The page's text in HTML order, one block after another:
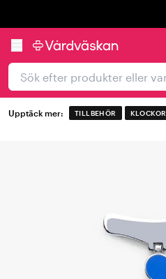
Upptäck mer: TILLBEHÖR KLOCKOR